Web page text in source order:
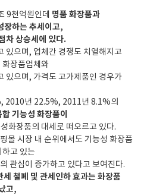
9천억원인데 명품 화장품과
장하는 추세이고,
차 상승세에 있다.
있으며, 업체간 경쟁도 치열해지고
장품업체와
있으며, 가격도 고가제품인 경우가
2010년 22.5%, 2011년 8.1%의
합 기능성 화장품이
화장품의 대세로 떠오르고 있다.
몰 시장 내 순위에서도 기능성 화장품
고 있는
관심이 증가하고 있다고 보여진다.
철폐 및 관세인하 효과는 화장품
고,